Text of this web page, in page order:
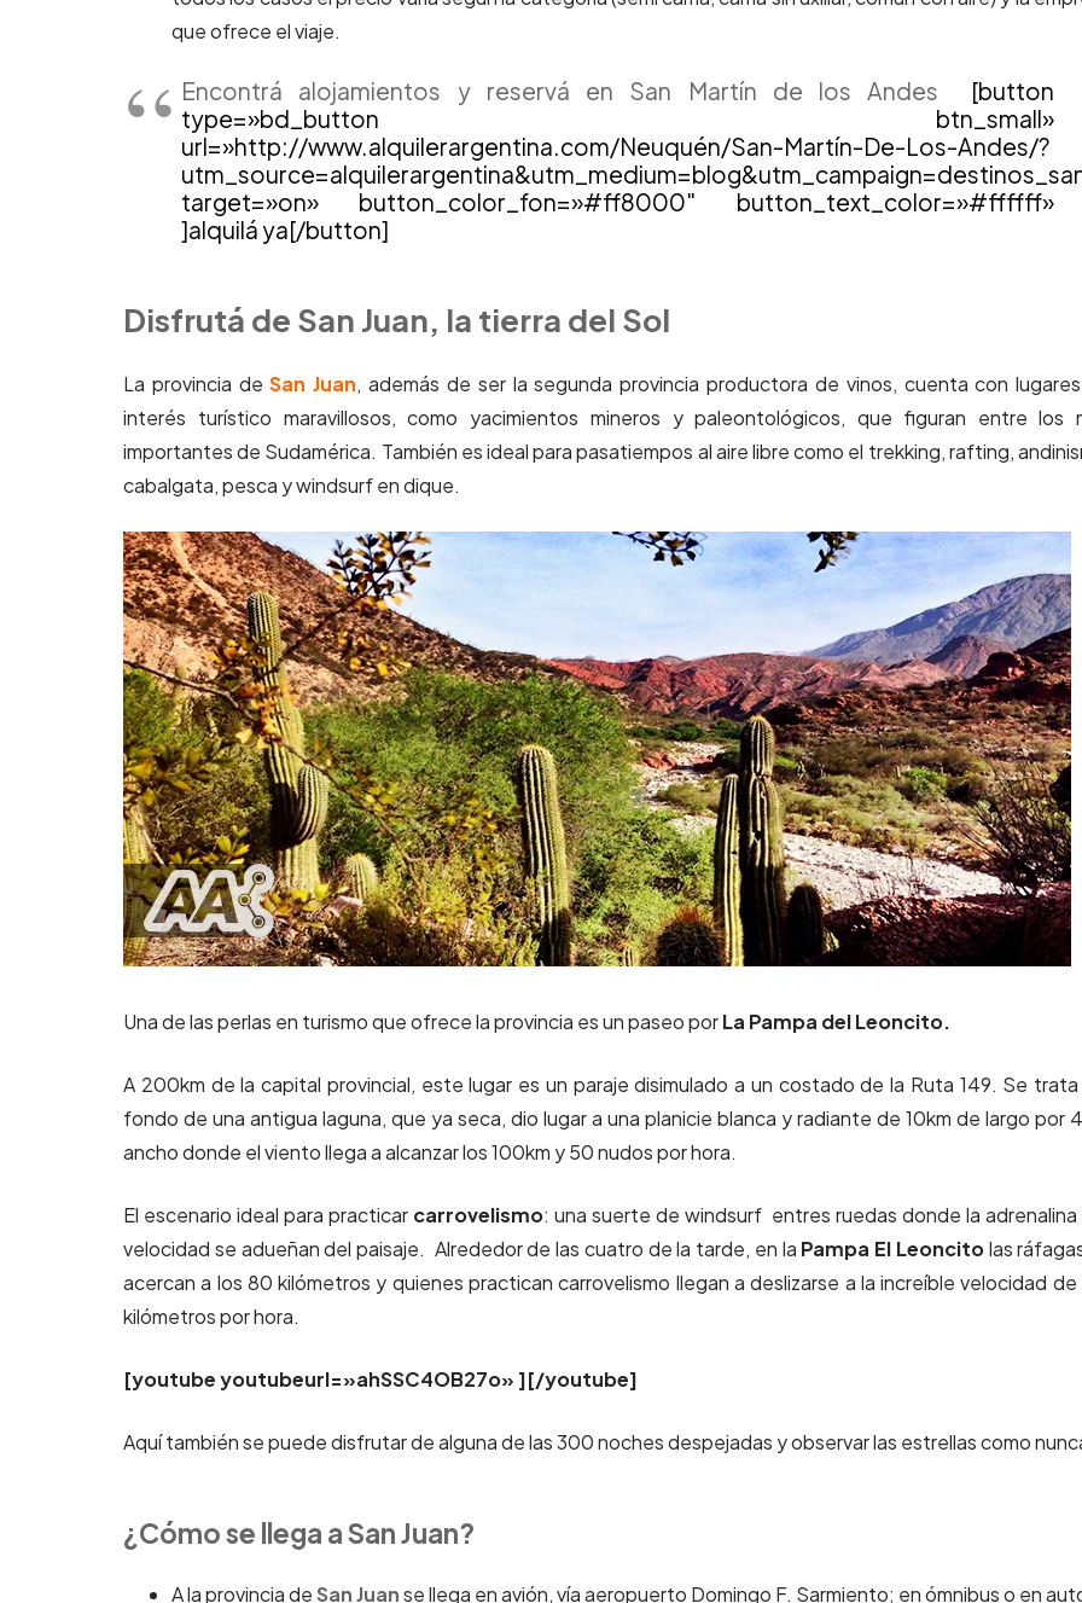
que ofrece el viaje.
Encontrá alojamientos y reservá en San Martín de los Andes [button
type=»bd_button btn_small»
url=»http://www.alquilerargentina.com/Neuquén/San-Martín-De-Los-Andes/?
target=»on» button_color_fon=»#ff8000″ button_text_color=»#ffffff»
]alquilá ya[/button]
Disfrutá de San Juan, la tierra del Sol
La provincia deSan Juan, además de ser la segunda provincia productora de vinos, cuenta con
interés turístico maravillosos, como yacimientos mineros y paleontológicos, que figuran entre los
importantes de Sudamérica. También es ideal para pasatiempos al aire libre como el trekking, rafting,
cabalgata, pesca y windsurf en dique.
Una de las perlas en turismo que ofrece la provincia es un paseo porLa Pampa del Leoncito.
A 200km de la capital provincial, este lugar es un paraje disimulado a un costado de la Ruta 149. Se
fondo de una antigua laguna, que ya seca, dio lugar a una planicie blanca y radiante de 10km de largo por
ancho donde el viento llega a alcanzar los 100km y 50 nudos por hora.
El escenario ideal para practicar carrovelismo: una suerte de windsurf entres ruedas donde la adrenalina
velocidad se adueñan del paisaje. Alrededor de las cuatro de la tarde, en la Pampa El Leoncitolas
acercan a los 80 kilómetros y quienes practican carrovelismo llegan a deslizarse a la increíble velocidad de
kilómetros por hora.
[youtube youtubeurl=»ahSSC4OB27o» ][/youtube]
Aquí también se puede disfrutar de alguna de las 300 noches despejadas y observar las estrellas como
¿Cómo se llega a San Juan?
A la provincia de San Juanse llega en avión, vía aeropuerto Domingo F. Sarmiento; en ómnibus o en